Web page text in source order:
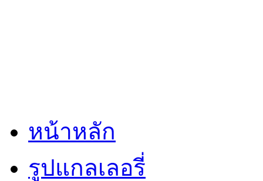
หน้าหลัก
รูปแกลเลอรี่